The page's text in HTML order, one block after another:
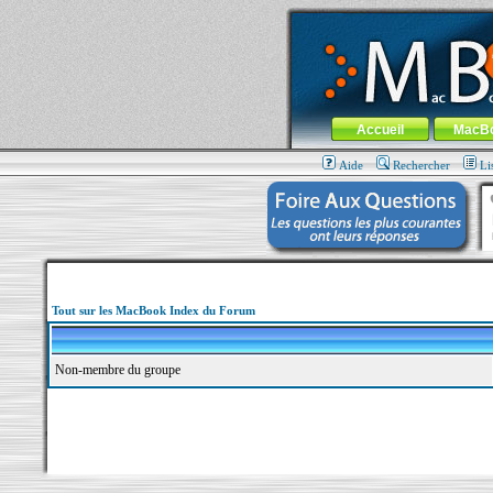
MacBook-fr.com : 100% Apple... 100%
Aller au contenu-Aller au menu
Menu général
Accueil
Aide Rechercher
Tout sur les MacBook Index du Forum
Non-membre du groupe